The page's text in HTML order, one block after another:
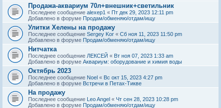
Продажа-аквариум 70л+внешник+светильник
Последнее сообщение alexep1 « Пт дек 29, 2023 12:11 pm
Добавлено в форуме Продам/обменяю/отдам/ищу
Улитки Хелены на продажу
Последнее сообщение Sergey Kor « Сб ноя 11, 2023 11:50 pm
Добавлено в форуме Продам/обменяю/отдам/ищу
Нитчатка
Последнее сообщение ЛЕКСЕЙ « Вт ноя 07, 2023 1:33 am
Добавлено в форуме Аквариум: оборудование и химия воды
Октябрь 2023
Последнее сообщение Noel « Вс окт 15, 2023 4:27 pm
Добавлено в форуме Встречи в Петах-Тикве
На продажу
Последнее сообщение Leo Angel « Чт сен 28, 2023 10:28 pm
Добавлено в форуме Продам/обменяю/отдам/ищу